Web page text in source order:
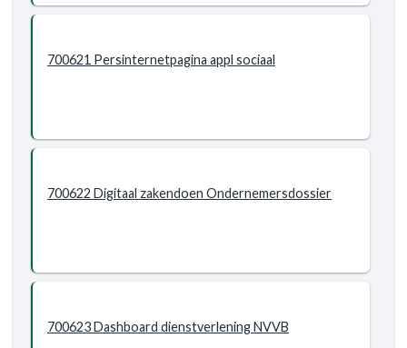
700621 Persinternetpagina appl sociaal
700622 Digitaal zakendoen Ondernemersdossier
700623 Dashboard dienstverlening NVVB